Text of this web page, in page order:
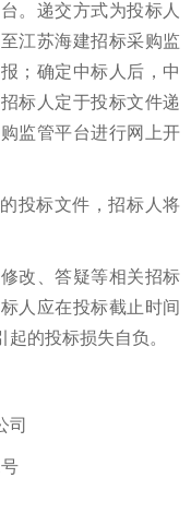
。递交方式为投标人
江苏海建招标采购监
；确定中标人后，中
标人定于投标文件递
监管平台进行网上开
投标文件，招标人将
改、答疑等相关招标
人应在投标截止时间
起的投标损失自负。
司
号